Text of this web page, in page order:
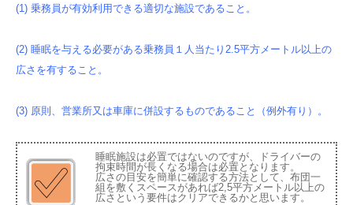
(1) 乗務員が有効利用できる適切な施設であること。
(2) 睡眠を与える必要がある乗務員１人当たり2.5平方メートル以上の
広さを有すること。
(3) 原則、営業所又は車庫に併設するものであること（例外有り）。
睡眠施設は必置ではないのですが、ドライバーの
拘束時間が長くなる場合は必置となります。
広さの目安を簡単に確認する方法として、布団一
組を敷くスペースがあれば2,5平方メートル以上の
広さという要件はクリアできるかと思います。